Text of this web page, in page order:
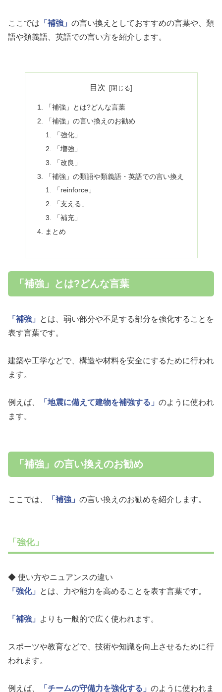
ここでは 「補強」 の言い換えとしておすすめの言葉や、類
語や類義語、英語での言い方を紹介します。
目次
「補強」とは?どんな言葉
「補強」の言い換えのお勧め
「強化」
「増強」
「改良」
「補強」の類語や類義語・英語での言い換え
「reinforce」
「支える」
「補充」
まとめ
「補強」とは?どんな言葉
「補強」
とは、弱い部分や不足する部分を強化することを
表す言葉です。
建築や工学などで、構造や材料を安全にするために行われ
ます。
例えば、 「地震に備えて建物を補強する」 のように使われ
ます。
「補強」の言い換えのお勧め
ここでは、 「補強」 の言い換えのお勧めを紹介します。
「強化」
◆ 使い方やニュアンスの違い
「強化」
とは、力や能力を高めることを表す言葉です。
「補強」 よりも一般的で広く使われます。
スポーツや教育などで、技術や知識を向上させるために行
われます。
例えば、 「チームの守備力を強化する」 のように使われま